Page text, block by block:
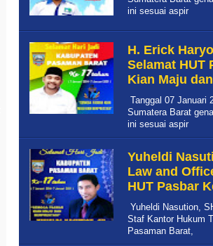
ini sesuai aspir
H. Erick
Selamat HUT
Kian Maju
Tanggal 07 Januari
Sumatera Barat
ini sesuai aspir
Yuheldi
Law and
HUT Pasbar
Yuheldi Nasution,
Staf Kantor Hukum
Pasaman Barat,